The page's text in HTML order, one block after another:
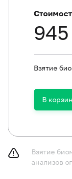
в течение 30
Взятие
В
Взятие
анализов